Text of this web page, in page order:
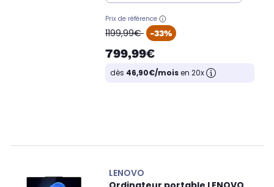
Prix de référence
oldPrice
1199,99€ -33%
799,99€
dès 46,90€/moisen 20x
LENOVO